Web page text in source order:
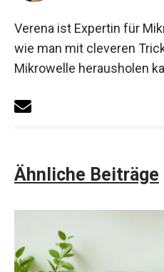
Verena ist Expertin für
wie man mit cleveren
Mikrowelle herausholen
Ähnliche Beiträge